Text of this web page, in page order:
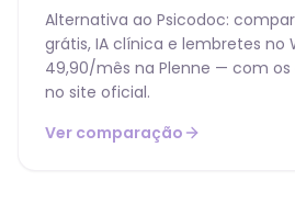
Alternativa ao Psicodoc:
grátis, IA clínica e lembretes no
49,90/mês na Plenne — com
no site oficial.
Ver comparação